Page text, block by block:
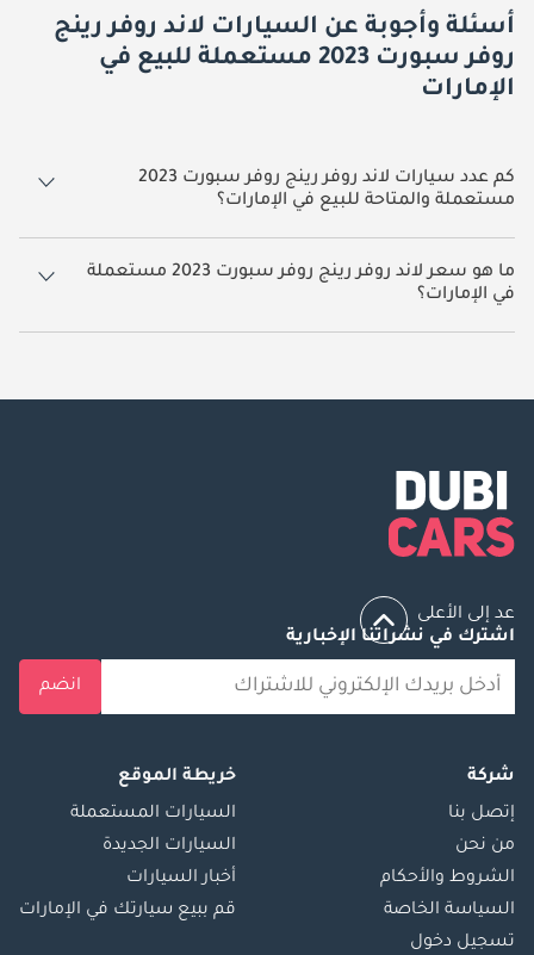
أسئلة وأجوبة عن السيارات لاند روفر رينج
روفر سبورت 2023 مستعملة للبيع في
الإمارات
كم عدد سيارات لاند روفر رينج روفر سبورت 2023
مستعملة والمتاحة للبيع في الإمارات؟
14 سيارة لاند روفر رينج روفر سبورت 2023 مستعملة متوفرة للبيع في
الإمارات.
ما هو سعر لاند روفر رينج روفر سبورت 2023 مستعملة
في الإمارات؟
يبدأ سعر سيارة لاند روفر رينج روفر سبورت 2023 مستعملة في الإمارات
عد إلى الأعلى
اشترك في نشراتنا الإخبارية
انضم
شركة
إتصل بنا
من نحن
الشروط والأحكام
السياسة الخاصة
تسجيل دخول
خريطة الموقع
السيارات المستعملة
السيارات الجديدة
أخبار السيارات
قم ببيع سيارتك في الإمارات